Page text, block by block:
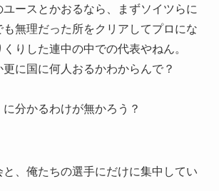
ースとかおるなら、まずソイツらに
も無理だった所をクリアしてプロにな
りした連中の中での代表やねん。
に国に何人おるかわからんで？
分かるわけが無かろう？
、俺たちの選手にだけに集中してい